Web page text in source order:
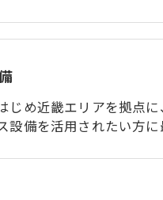
じめ近畿エリアを拠点
設備を活用されたい方に